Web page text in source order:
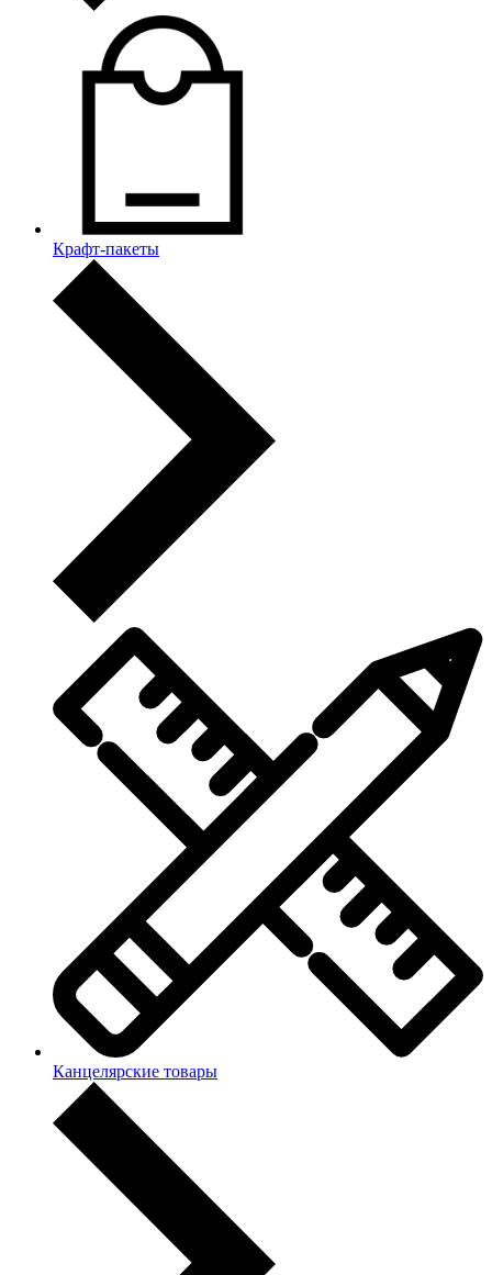
Крафт-пакеты
Канцелярские товары